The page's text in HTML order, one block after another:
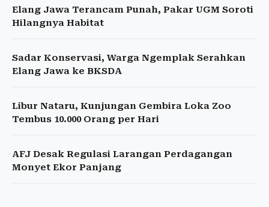
Elang Jawa Terancam Punah, Pakar UGM Soroti
Hilangnya Habitat
Sadar Konservasi, Warga Ngemplak Serahkan
Elang Jawa ke BKSDA
Libur Nataru, Kunjungan Gembira Loka Zoo
Tembus 10.000 Orang per Hari
AFJ Desak Regulasi Larangan Perdagangan
Monyet Ekor Panjang